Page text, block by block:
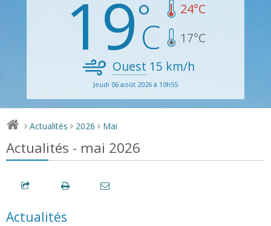
19 24°C
17°C
Ouest 15 km/h
Jeudi 06 août 2026 à 10h55
> Actualités > 2026 > Mai
Actualités - mai 2026
Actualités